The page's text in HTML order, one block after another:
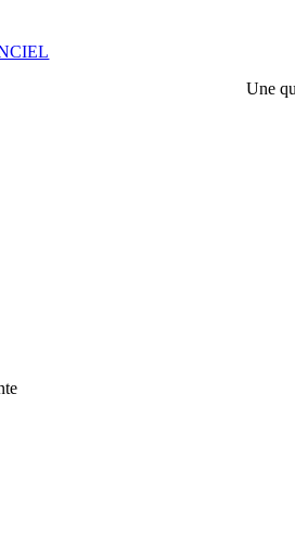
Une